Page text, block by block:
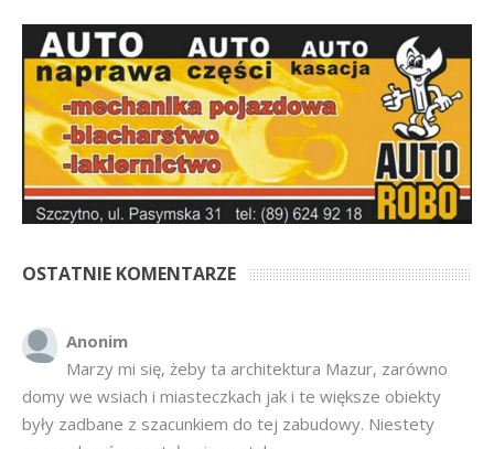
OSTATNIE KOMENTARZE
Anonim
Marzy mi się, żeby ta architektura Mazur, zarówno
domy we wsiach i miasteczkach jak i te większe obiekty
były zadbane z szacunkiem do tej zabudowy. Niestety